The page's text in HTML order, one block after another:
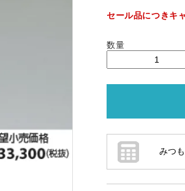
セール品につきキ
数量